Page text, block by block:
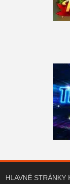
HLAVNÉ STRÁNKY